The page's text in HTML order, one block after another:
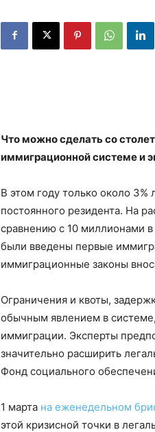
Что можно сделать со
иммиграционной системе и
В этом году только около 3%
постоянного резидента. На
сравнению с 10 миллионами в
были введены первые
иммиграционные законы
Ограничения и квоты,
обычным явлением в
иммиграции. Эксперты
значительно расширить
Фонд социального
1 марта на еженедельном
этой кризисной точки в